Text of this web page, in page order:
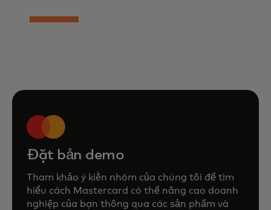
Đặt bản demo
Tham khảo ý kiến nhóm của chúng tôi để tìm
hiểu cách Mastercard có thể nâng cao doanh
nghiệp của bạn thông qua các sản phẩm và